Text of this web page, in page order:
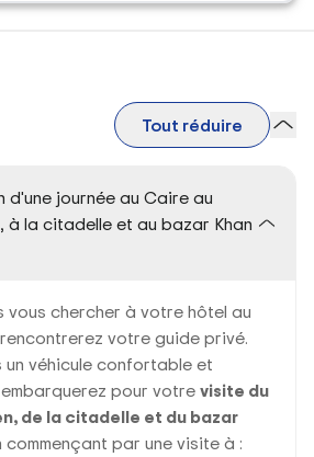
Tout réduire
d'une journée au Caire au
à la citadelle et au bazar Khan
vous chercher à votre hôtel au
votre guide privé.
un véhicule confortable et
pour votrevisite du
de la citadelle et du bazar
commençant par une visite à :